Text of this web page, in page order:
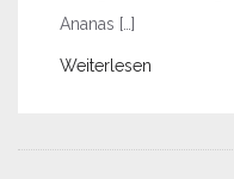
Ananas […]
Weiterlesen